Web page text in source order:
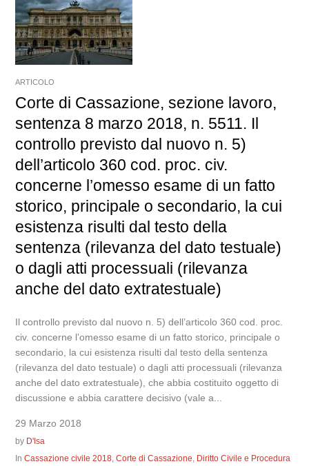
ARTICOLO
Corte di Cassazione, sezione lavoro,
sentenza 8 marzo 2018, n. 5511. Il
controllo previsto dal nuovo n. 5)
dell’articolo 360 cod. proc. civ.
concerne l’omesso esame di un fatto
storico, principale o secondario, la cui
esistenza risulti dal testo della
sentenza (rilevanza del dato testuale)
o dagli atti processuali (rilevanza
anche del dato extratestuale)
Il controllo previsto dal nuovo n. 5) dell’articolo 360 cod. proc.
civ. concerne l’omesso esame di un fatto storico, principale o
secondario, la cui esistenza risulti dal testo della sentenza
(rilevanza del dato testuale) o dagli atti processuali (rilevanza
anche del dato extratestuale), che abbia costituito oggetto di
discussione e abbia carattere decisivo (vale a...
29 Marzo 2018
by D'Isa
InCassazione civile 2018 ,Corte di Cassazione Diritto Civile e Procedura